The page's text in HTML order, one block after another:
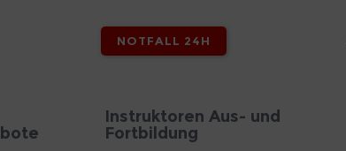
NOTFALL 24H
Instruktoren Aus- und
Fortbildung